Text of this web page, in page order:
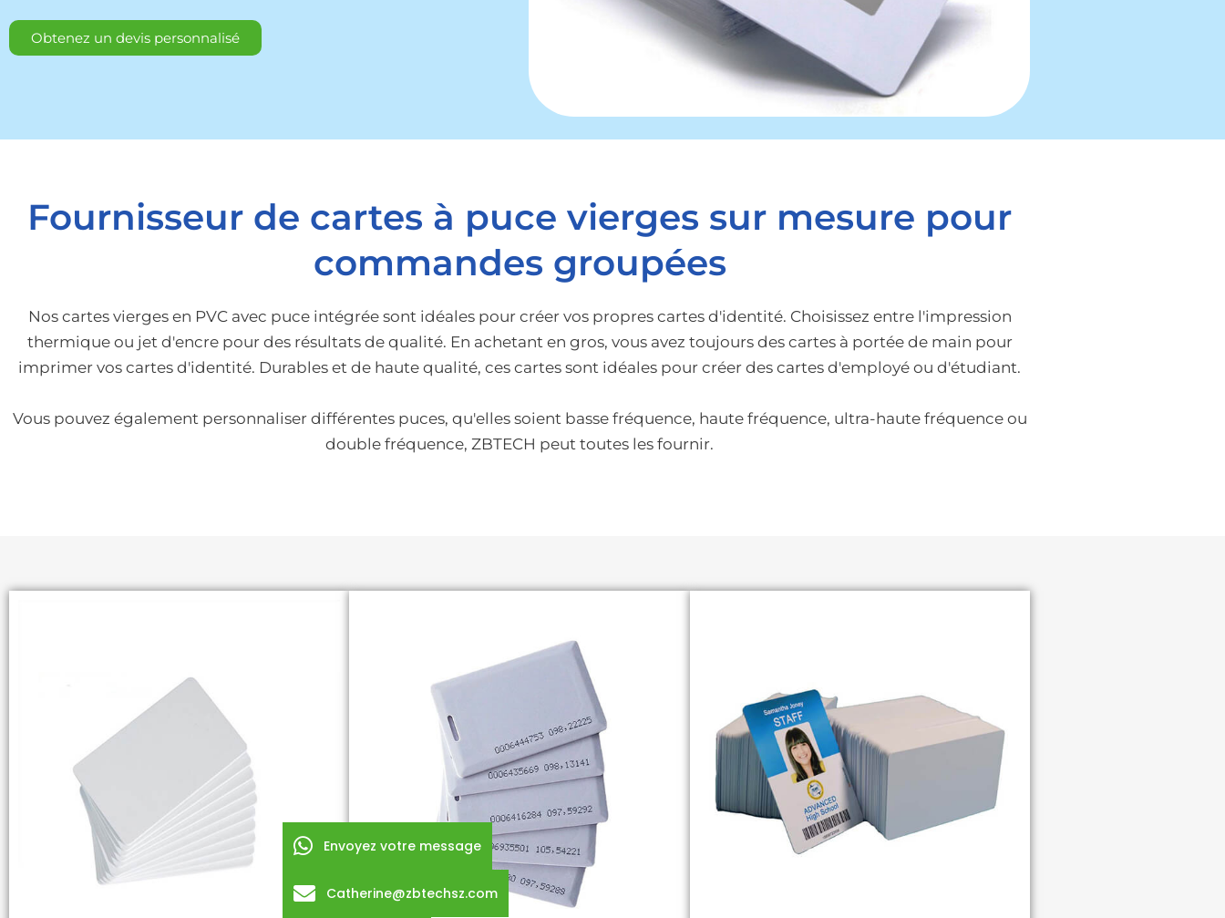
Obtenez un devis personnalisé
Fournisseur de cartes à puce vierges sur mesure pour
commandes groupées
Nos cartes vierges en PVC avec puce intégrée sont idéales pour créer vos propres cartes d'identité. Choisissez entre l'impression
thermique ou jet d'encre pour des résultats de qualité. En achetant en gros, vous avez toujours des cartes à portée de main pour
imprimer vos cartes d'identité. Durables et de haute qualité, ces cartes sont idéales pour créer des cartes d'employé ou d'étudiant.
Vous pouvez également personnaliser différentes puces, qu'elles soient basse fréquence, haute fréquence, ultra-haute fréquence ou
double fréquence, ZBTECH peut toutes les fournir.
Envoyez votre message
Catherine@zbtechsz.com